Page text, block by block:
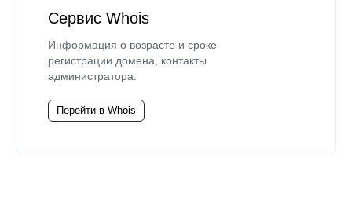
Сервис Whois
Информация о возрасте и сроке
регистрации домена, контакты
администратора.
Перейти в Whois